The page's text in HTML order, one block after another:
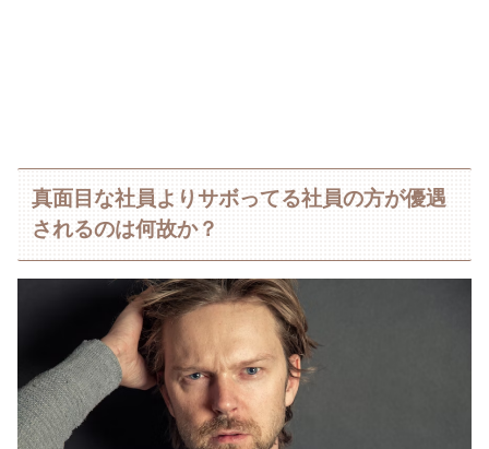
真面目な社員よりサボってる社員の方が優遇
されるのは何故か？